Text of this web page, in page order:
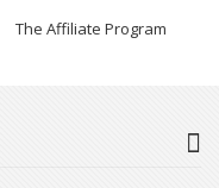
The Affiliate Program